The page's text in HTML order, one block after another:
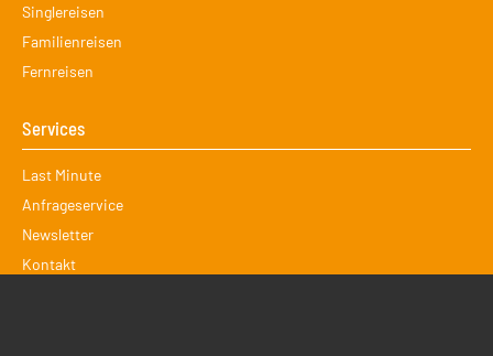
Singlereisen
Familienreisen
Fernreisen
Services
Navigation
überspringen
Last Minute
Anfrageservice
Newsletter
Kontakt